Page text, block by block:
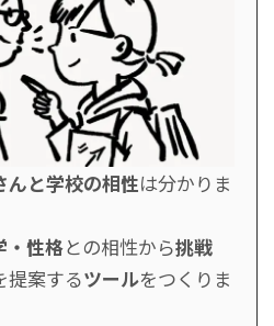
んと学校の相性は分かりま
・性格との相性から挑戦
提案するツールをつくりま